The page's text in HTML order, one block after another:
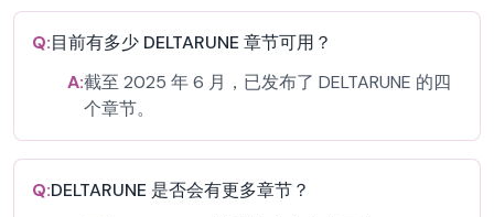
Q:目前有多少 DELTARUNE 章节可用？
A:截至 2025 年 6 月，已发布了 DELTARUNE 的四
个章节。
Q:DELTARUNE 是否会有更多章节？